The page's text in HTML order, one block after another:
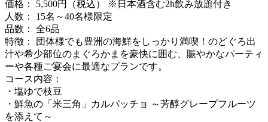
価格： 5,500円（税込） ※日本酒含む2h飲み放題付き
人数： 15名～40名様限定
品数： 全6品
特徴： 団体様でも豊洲の海鮮をしっかり満喫！のどぐろ出
汁や希少部位のまぐろかまを豪快に囲む、賑やかなパーティ
ーや各種ご宴会に最適なプランです。
コース内容：
・塩ゆで枝豆
・鮮魚の「米三角」カルパッチョ ～芳醇グレープフルーツ
を添えて～